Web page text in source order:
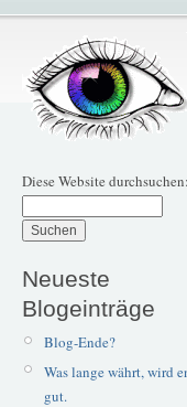
Diese Website durchsuchen:
Neueste
Blogeinträge
Blog-Ende?
Was lange währt, wird
gut.